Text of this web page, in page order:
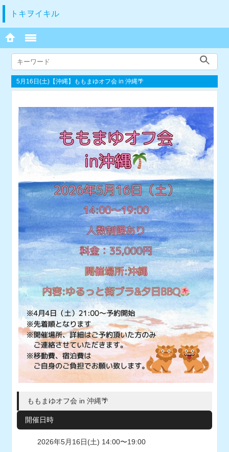
トキヲイキル
5月16日(土)【沖縄】ももまゆオフ会 in 沖縄🌴
ももまゆオフ会 in 沖縄🌴
開催日時
2026年5月16日(土) 14:00〜19:00